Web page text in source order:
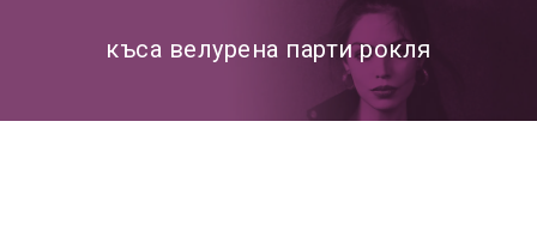
къса велурена парти рокля